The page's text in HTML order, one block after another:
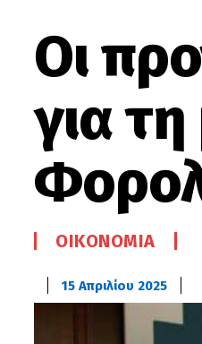
Οι
για
ΟΙΚΟΝΟΜΊΑ
15 Απριλίου 2025